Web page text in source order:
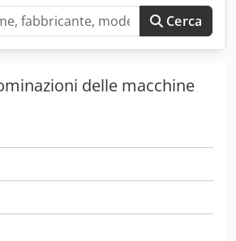
Cerca
delle macchine